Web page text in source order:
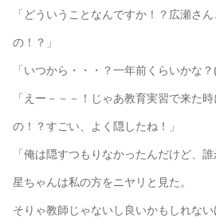
「どういうことなんですか！？広瀬さ
の！？」
「いつから・・・？一年前くらいかな？(
「えー－－－！じゃあ教育実習で来た
の！？すごい、よく隠したね！」
「俺は隠すつもりなかったんだけど、誰
星ちゃんは私の方をニヤリと見た。
そりゃ教師じゃないし良いかもしれな